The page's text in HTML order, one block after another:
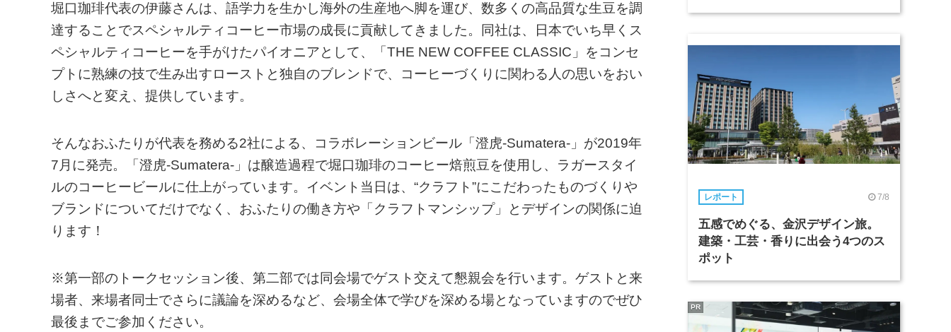
堀口珈琲代表の伊藤さんは、語学力を生かし海外の生産地へ脚を運び、数多くの高品質な生豆を調
達することでスペシャルティコーヒー市場の成長に貢献してきました。同社は、日本でいち早くス
ペシャルティコーヒーを手がけたパイオニアとして、「THE NEW COFFEE CLASSIC」をコンセ
プトに熟練の技で生み出すローストと独自のブレンドで、コーヒーづくりに関わる人の思いをおい
しさへと変え、提供しています。
そんなおふたりが代表を務める2社による、コラボレーションビール「澄虎-Sumatera-」が2019年
7月に発売。「澄虎-Sumatera-」は醸造過程で堀口珈琲のコーヒー焙煎豆を使用し、ラガースタイ
ルのコーヒービールに仕上がっています。イベント当日は、“クラフト”にこだわったものづくりや
ブランドについてだけでなく、おふたりの働き方や「クラフトマンシップ」とデザインの関係に迫
ります！
※第一部のトークセッション後、第二部では同会場でゲスト交えて懇親会を行います。ゲストと来
場者、来場者同士でさらに議論を深めるなど、会場全体で学びを深める場となっていますのでぜひ
最後までご参加ください。
レポート 7/8
五感でめぐる、金沢デザイン旅。
建築・工芸・香りに出会う4つのス
ポット
PR